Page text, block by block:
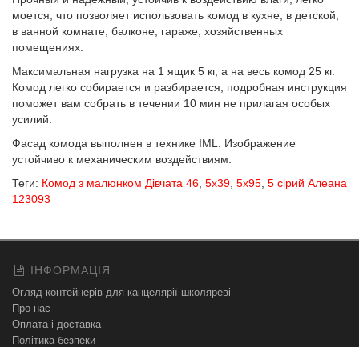
моется, что позволяет использовать комод в кухне, в детской,
в ванной комнате, балконе, гараже, хозяйственных
помещениях.
Максимальная нагрузка на 1 ящик 5 кг, а на весь комод 25 кг.
Комод легко собирается и разбирается, подробная инструкция
поможет вам собрать в течении 10 мин не прилагая особых
усилий.
Фасад комода выполнен в технике IML. Изображение
устойчиво к механическим воздействиям.
Теги: Комод з малюнком Дівчата 46 5х39 5х95 5 сірий Алеана
123093
ІНФОРМАЦІЯ
Огляд контейнерів для канцелярії школяреві
Про нас
Оплата і доставка
Політика безпеки